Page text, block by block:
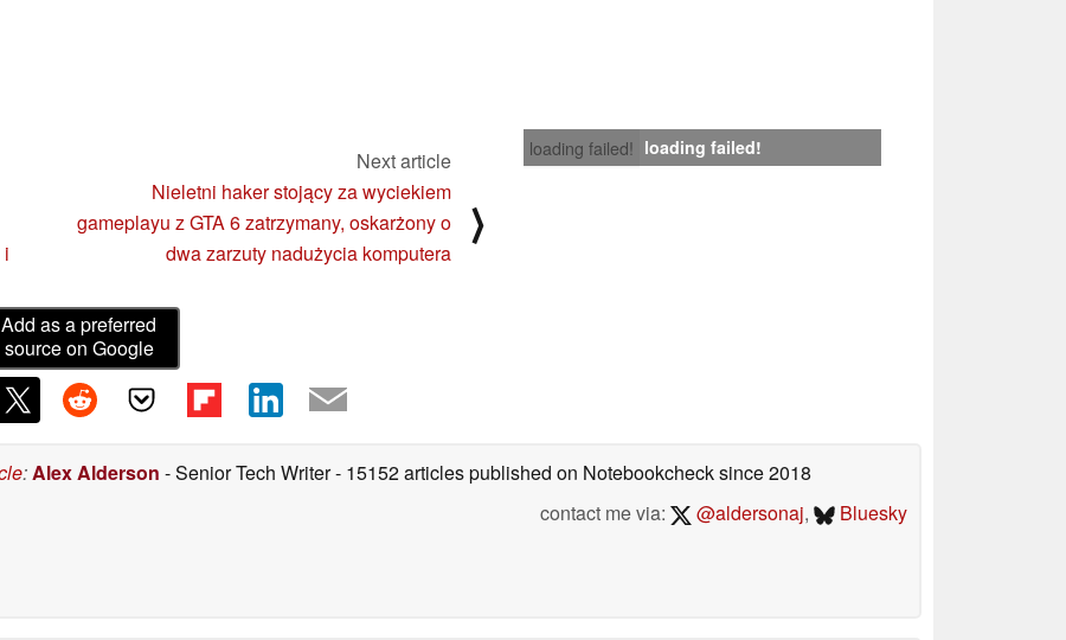
loading failed! loading failed!
i
Next article
Nieletni haker stojący za wyciekiem
gameplayu z GTA 6 zatrzymany, oskarżony o
dwa zarzuty nadużycia komputera
⟩
Add as a preferred
source on Google
:Alex Alderson - Senior Tech Writer- 15152 articles published on Notebookchecksince 2018
contact me via:
@aldersonaj, Bluesky